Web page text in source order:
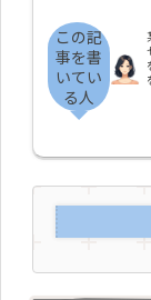
この記
事を書
いてい
る人